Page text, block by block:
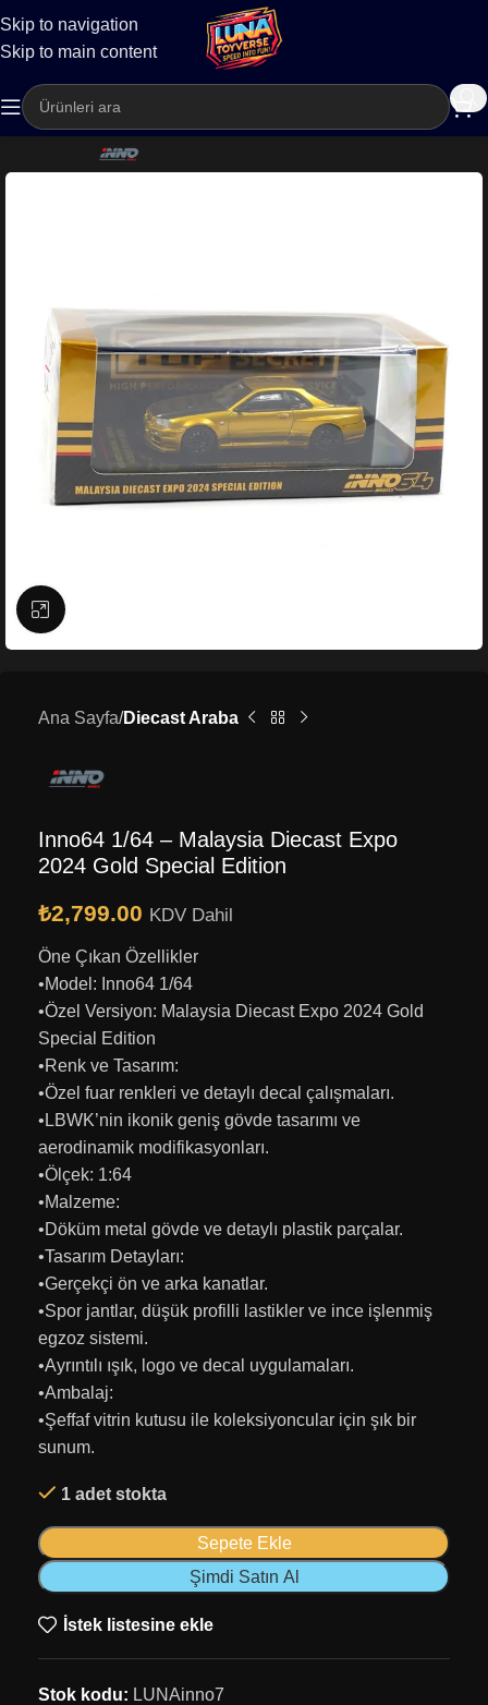
Skip to navigation
Skip to main content
Kargo
Büyütmek için tıklayın
Ana Sayfa Diecast Araba
Inno64 1/64 – Malaysia Diecast Expo
2024 Gold Special Edition
₺2,799.00 KDV Dahil
Öne Çıkan Özellikler
•Model: Inno64 1/64
•Özel Versiyon: Malaysia Diecast Expo 2024 Gold
Special Edition
•Renk ve Tasarım:
•Özel fuar renkleri ve detaylı decal çalışmaları.
•LBWK’nin ikonik geniş gövde tasarımı ve
aerodinamik modifikasyonları.
•Ölçek: 1:64
•Malzeme:
•Döküm metal gövde ve detaylı plastik parçalar.
•Tasarım Detayları:
•Gerçekçi ön ve arka kanatlar.
•Spor jantlar, düşük profilli lastikler ve ince işlenmiş
egzoz sistemi.
•Ayrıntılı ışık, logo ve decal uygulamaları.
•Ambalaj:
•Şeffaf vitrin kutusu ile koleksiyoncular için şık bir
sunum.
1 adet stokta
Sepete Ekle
Şimdi Satın Al
İstek listesine ekle
Stok kodu: LUNAinno7